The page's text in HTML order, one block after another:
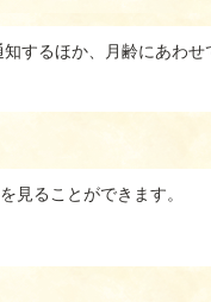
するほか、月齢にあわせ
見ることができます。